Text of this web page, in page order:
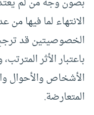
الانتهاء لما فيها من
الخصوصيتين قد ترجح
باعتبار الأثر
الأشخاص والأحوال
المتعارضة.